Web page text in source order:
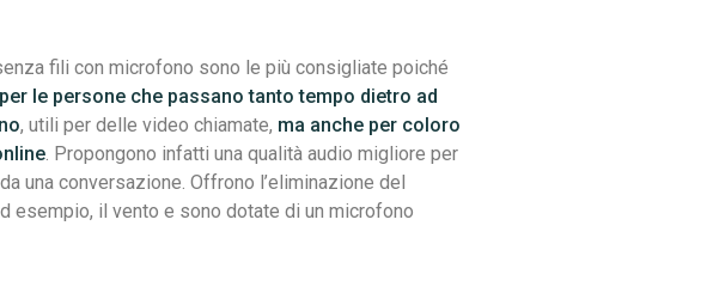
fili con microfono sono le più consigliate poiché
le persone che passano tanto tempo dietro ad
, utili per delle video chiamate, ma anche per coloro
. Propongono infatti una qualità audio migliore per
una conversazione. Offrono l’eliminazione del
esempio, il vento e sono dotate di un microfono